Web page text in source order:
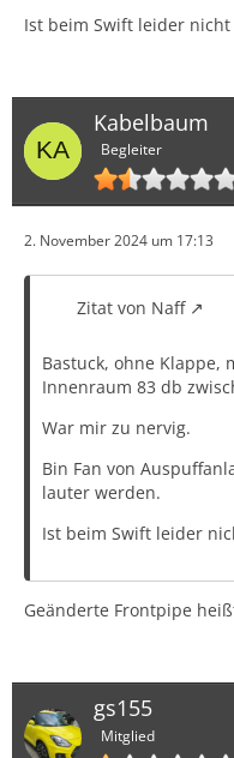
Ist beim Swift leider nicht
Kabelbaum
Begleiter
2. November 2024 um 17:13
Zitat von Naff
Bastuck, ohne Klappe,
Innenraum 83 db
War mir zu nervig.
Bin Fan von
lauter werden.
Ist beim Swift leider
Geänderte Frontpipe
gs155
Mitglied